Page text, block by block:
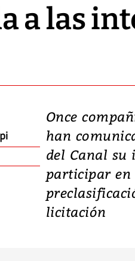
a las
Once
han
del Canal su
participar en
licitación